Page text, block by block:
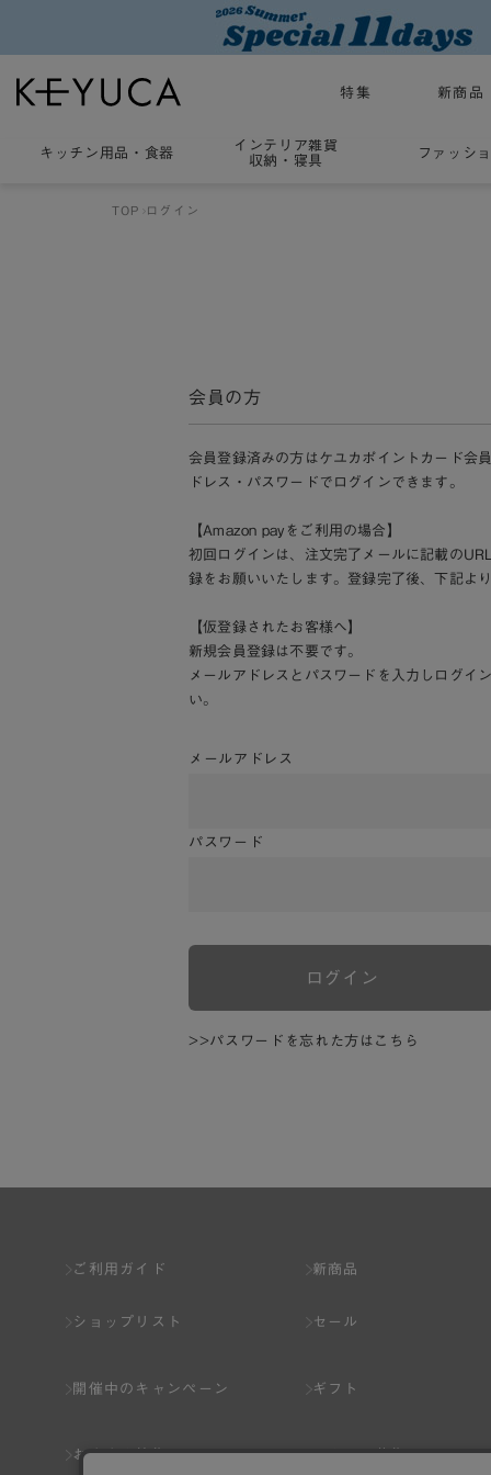
特集 新商品
キッチン用品 ・ 食器
インテリア雑貨
収納・寝具
ファッシ
TOP ログイン
会員の方
会員登録済みの方はケユカポイントカード会
ドレス・パスワードでログインできます。
【Amazon payをご利用の場合】
初回ログインは、注文完了メールに記載の
録をお願いいたします。登録完了後、下記よ
【仮登録されたお客様へ】
新規会員登録は不要です。
メールアドレスとパスワードを入力しログイ
い。
メールアドレス
パスワード
ログイン
>>パスワードを忘れた方はこちら
ご利用ガイド
ショップリスト
開催中のキャンペーン
おすすめ特集
新商品
セール
ギフト
スタッフ募集